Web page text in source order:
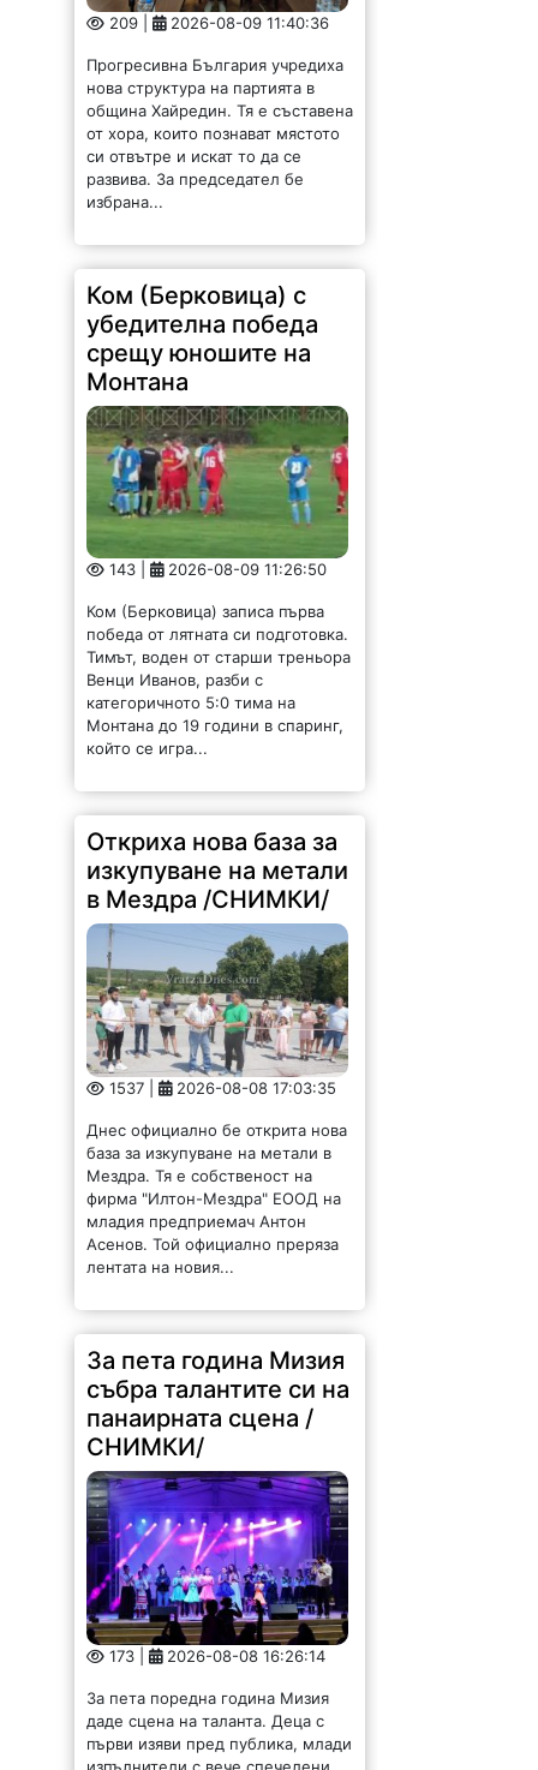
209 | 2026-08-09 11:40:36
Прогресивна България учредиха
нова структура на партията в
община Хайредин. Тя е съставена
от хора, които познават мястото
си отвътре и искат то да се
развива. За председател бе
избрана...
Ком (Берковица) с
убедителна победа
срещу юношите на
Монтана
143 | 2026-08-09 11:26:50
Ком (Берковица) записа първа
победа от лятната си подготовка.
Тимът, воден от старши треньора
Венци Иванов, разби с
категоричното 5:0 тима на
Монтана до 19 години в спаринг,
който се игра...
Откриха нова база за
изкупуване на метали
в Мездра /СНИМКИ/
1537 | 2026-08-08 17:03:35
Днес официално бе открита нова
база за изкупуване на метали в
Мездра. Тя е собственост на
фирма "Илтон-Мездра" ЕООД на
младия предприемач Антон
Асенов. Той официално преряза
лентата на новия...
За пета година Мизия
събра талантите си на
панаирната сцена /
СНИМКИ/
173 | 2026-08-08 16:26:14
За пета поредна година Мизия
даде сцена на таланта. Деца с
първи изяви пред публика, млади
изпълнители с вече спечелени